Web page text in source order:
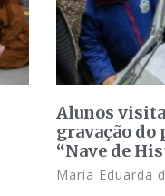
Alunos
gravação do
“Nave de
Maria Eduarda